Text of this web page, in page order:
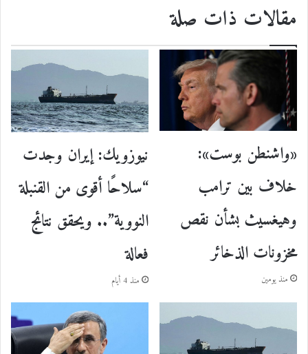
مقالات ذات صلة
«واشنطن بوست»:
خلاف بين ترامب
وهيغسيث بشأن نقص
مخزونات الذخائر
منذ يومين
نيوزويك: إيران وجدت
“سلاحًا أقوى من القنبلة
النووية”.. ويحقق نتائج
فعالة
منذ 4 أيام